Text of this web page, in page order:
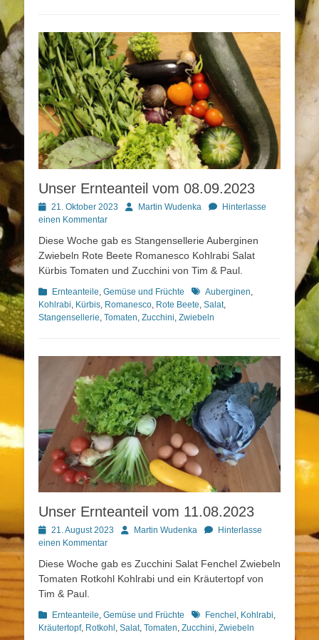
Unser Ernteanteil vom 08.09.2023
Posted
on
21. Oktober 2023 AutorMartin Wudenka
Hinterlasse
einen Kommentar
Diese Woche gab es Stangensellerie Auberginen
Zwiebeln Rote Beete Romanesco Kohlrabi Salat
Kürbis Tomaten und Zucchini von Tim & Paul.
Kategorien
Ernteanteile Gemüse und Früchte Schlagworte
Auberginen
Kohlrabi Kürbis Romanesco Rote Beete Salat,
Stangensellerie Tomaten Zucchini Zwiebeln
Unser Ernteanteil vom 11.08.2023
Posted
on
21. August 2023 AutorMartin Wudenka
Hinterlasse
einen Kommentar
Diese Woche gab es Zucchini Salat Fenchel Zwiebeln
Tomaten Rotkohl Kohlrabi und ein Kräutertopf von
Tim & Paul.
Kategorien
Ernteanteile, Gemüse und Früchte Schlagworte
Fenchel , Kohlrabi,
Kräutertopf, Rotkohl , Salat, Tomaten, Zucchini, Zwiebeln